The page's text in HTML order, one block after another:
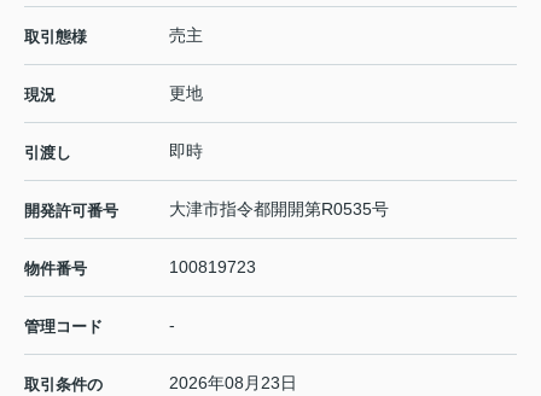
取引態様 売主
現況 更地
引渡し 即時
開発許可番号 大津市指令都開開第R0535号
物件番号 100819723
管理コード -
取引条件の
2026年08月23日